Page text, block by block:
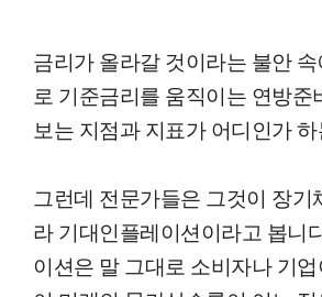
금리가 올라갈 것이라는 불안
로 기준금리를 움직이는 연방준
보는 지점과 지표가 어디인가
그런데 전문가들은 그것이 장기
라 기대인플레이션이라고 봅니
이션은 말 그대로 소비자나 기